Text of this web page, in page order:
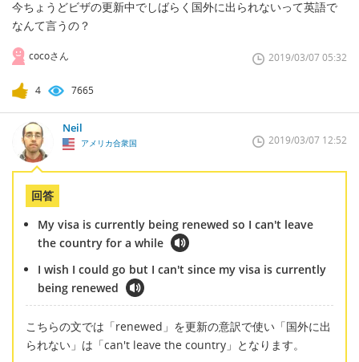
今ちょうどビザの更新中でしばらく国外に出られないって英語で
なんて言うの？
cocoさん 2019/03/07 05:32
4 7665
Neil
アメリカ合衆国 2019/03/07 12:52
回答
My visa is currently being renewed so I can't leave
the country for a while
I wish I could go but I can't since my visa is currently
being renewed
こちらの文では「renewed」を更新の意訳で使い「国外に出
られない」は「can't leave the country」となります。